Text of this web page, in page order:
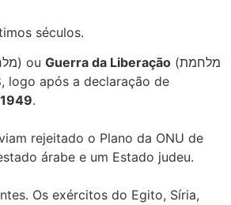
séculos.
(em hebraico: מלחמת העצמאות) ou Guerra da Liberação (מלחמת
logo após a declaração de
.
rejeitado o Plano da ONU de
árabe e um Estado judeu.
Os exércitos do Egito, Síria,